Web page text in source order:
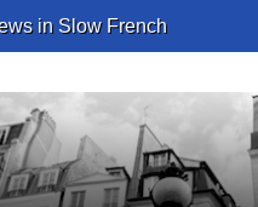
in Slow French